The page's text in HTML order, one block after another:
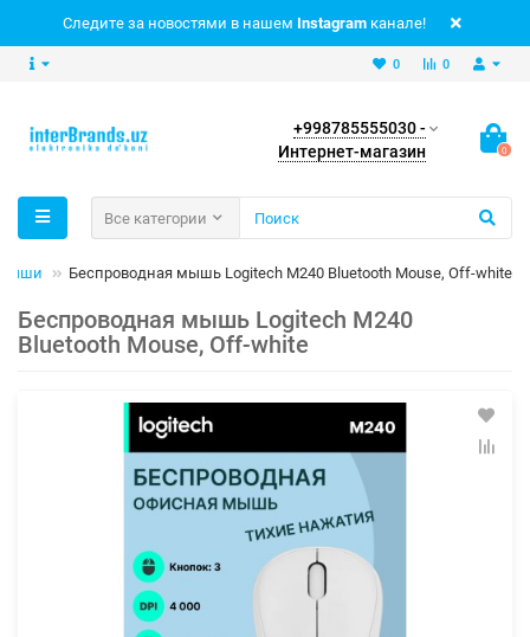
Следите за новостями в нашем Instagram канале!
0
0
+998785555030 -
Интернет-магазин
0
Все категории
Беспроводная мышь Logitech M240 Bluetooth Mouse, Off-white
Беспроводная мышь Logitech M240
Bluetooth Mouse, Off-white